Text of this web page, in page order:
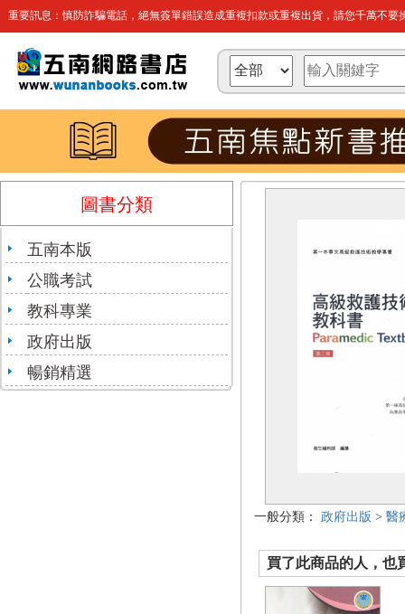
重要訊息：慎防詐騙電話，絕無簽單錯誤造成重複扣款或重複出貨，請您千萬不要
圖書分類
五南本版
公職考試
教科專業
政府出版
暢銷精選
一般分類： 政府出版 > 醫
買了此商品的人，也